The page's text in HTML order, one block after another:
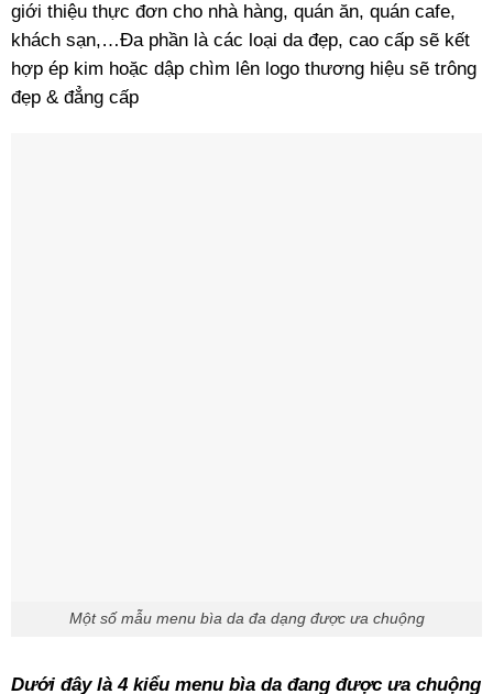
giới thiệu thực đơn cho nhà hàng, quán ăn, quán cafe,
khách sạn,…Đa phần là các loại da đẹp, cao cấp sẽ kết
hợp ép kim hoặc dập chìm lên logo thương hiệu sẽ trông
đẹp & đẳng cấp
Một số mẫu menu bìa da đa dạng được ưa chuộng
Dưới đây là 4 kiểu menu bìa da đang được ưa chuộng